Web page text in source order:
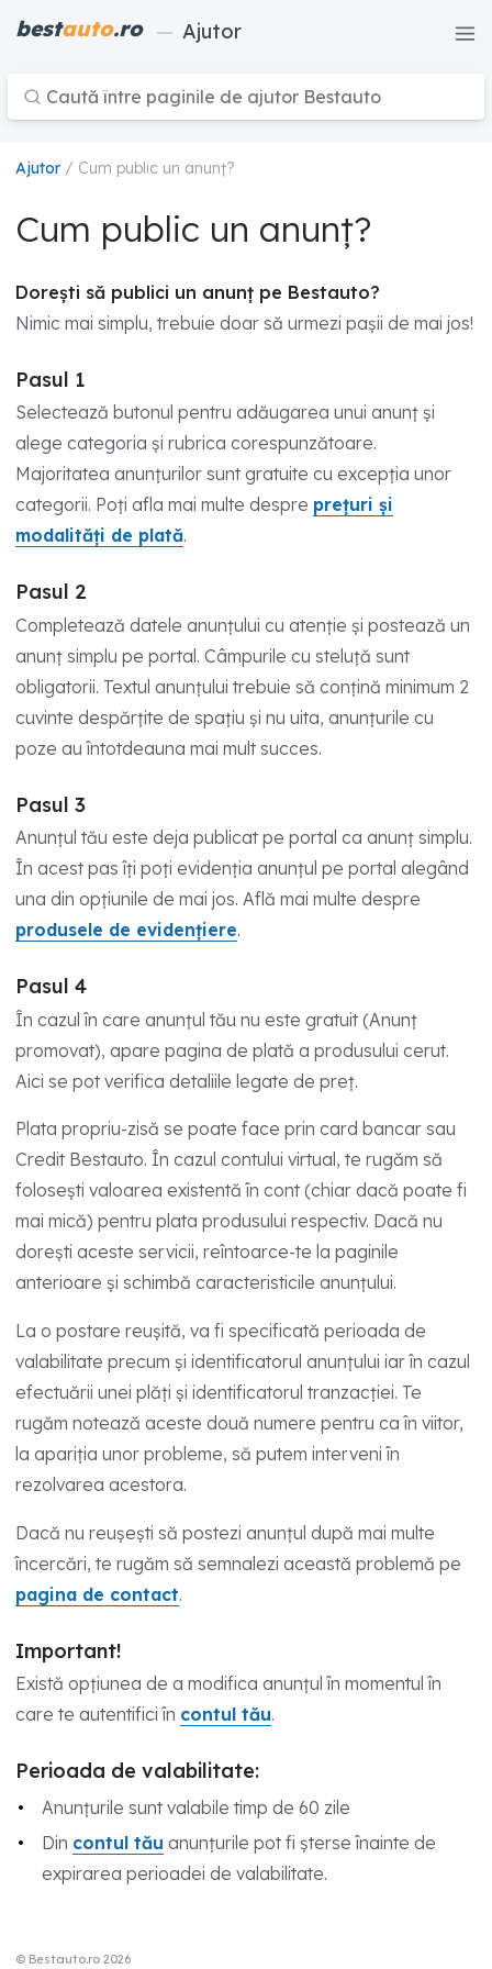
bestauto.ro — Ajutor
© Bestauto.ro 2026
Ajutor / Cum public un anunț?
Cum public un anunț?
Dorești să publici un anunț pe Bestauto?
Nimic mai simplu, trebuie doar să urmezi pașii de mai jos!
Pasul 1
Selectează butonul pentru adăugarea unui anunț și
alege categoria și rubrica corespunzătoare.
Majoritatea anunțurilor sunt gratuite cu excepția unor
categorii. Poți afla mai multe despre prețuri și
modalități de plată.
Pasul 2
Completează datele anunțului cu atenție și postează un
anunț simplu pe portal. Câmpurile cu steluță sunt
obligatorii. Textul anunțului trebuie să conțină minimum 2
cuvinte despărțite de spațiu și nu uita, anunțurile cu
poze au întotdeauna mai mult succes.
Pasul 3
Anunțul tău este deja publicat pe portal ca anunț simplu.
În acest pas îți poți evidenția anunțul pe portal alegând
una din opțiunile de mai jos. Află mai multe despre
produsele de evidențiere.
Pasul 4
În cazul în care anunțul tău nu este gratuit (Anunț
promovat), apare pagina de plată a produsului cerut.
Aici se pot verifica detaliile legate de preț.
Plata propriu-zisă se poate face prin card bancar sau
Credit Bestauto. În cazul contului virtual, te rugăm să
folosești valoarea existentă în cont (chiar dacă poate fi
mai mică) pentru plata produsului respectiv. Dacă nu
dorești aceste servicii, reîntoarce-te la paginile
anterioare și schimbă caracteristicile anunțului.
La o postare reușită, va fi specificată perioada de
valabilitate precum și identificatorul anunțului iar în cazul
efectuării unei plăți și identificatorul tranzacției. Te
rugăm notează aceste două numere pentru ca în viitor,
la apariția unor probleme, să putem interveni în
rezolvarea acestora.
Dacă nu reușești să postezi anunțul după mai multe
încercări, te rugăm să semnalezi această problemă pe
pagina de contact.
Important!
Există opțiunea de a modifica anunțul în momentul în
care te autentifici în contul tău.
Perioada de valabilitate:
Anunțurile sunt valabile timp de 60 zile
Din contul tău anunțurile pot fi șterse înainte de
expirarea perioadei de valabilitate.